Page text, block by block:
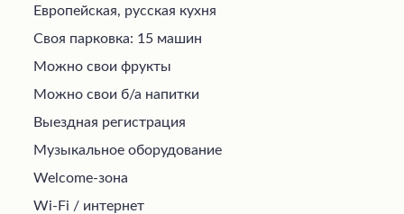
Европейская, русская кухня
Своя парковка: 15 машин
Можно свои фрукты
Можно свои б/а напитки
Выездная регистрация
Музыкальное оборудование
Welcome-зона
Wi-Fi / интернет